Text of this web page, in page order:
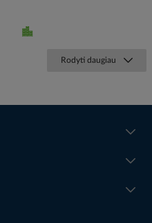
Rodyti daugiau